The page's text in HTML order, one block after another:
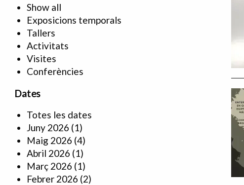
Show all
Exposicions temporals
Tallers
Activitats
Visites
Conferències
Dates
Totes les dates
Juny 2026 (1)
Maig 2026 (4)
Abril 2026 (1)
Març 2026 (1)
Febrer 2026 (2)